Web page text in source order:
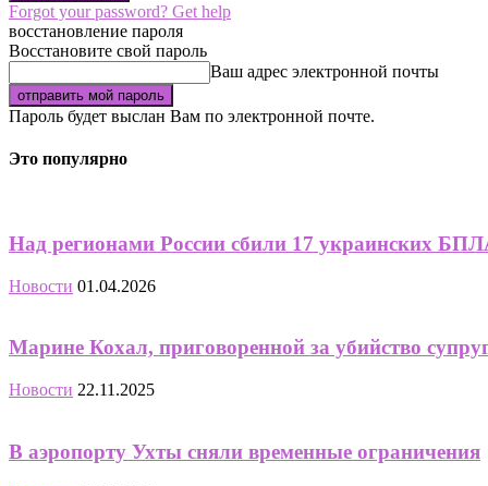
Forgot your password? Get help
восстановление пароля
Восстановите свой пароль
Ваш адрес электронной почты
Пароль будет выслан Вам по электронной почте.
Это популярно
Над регионами России сбили 17 украинских
Новости 01.04.2026
Марине Кохал, приговоренной за убийство
Новости 22.11.2025
В аэропорту Ухты сняли временные ограничения